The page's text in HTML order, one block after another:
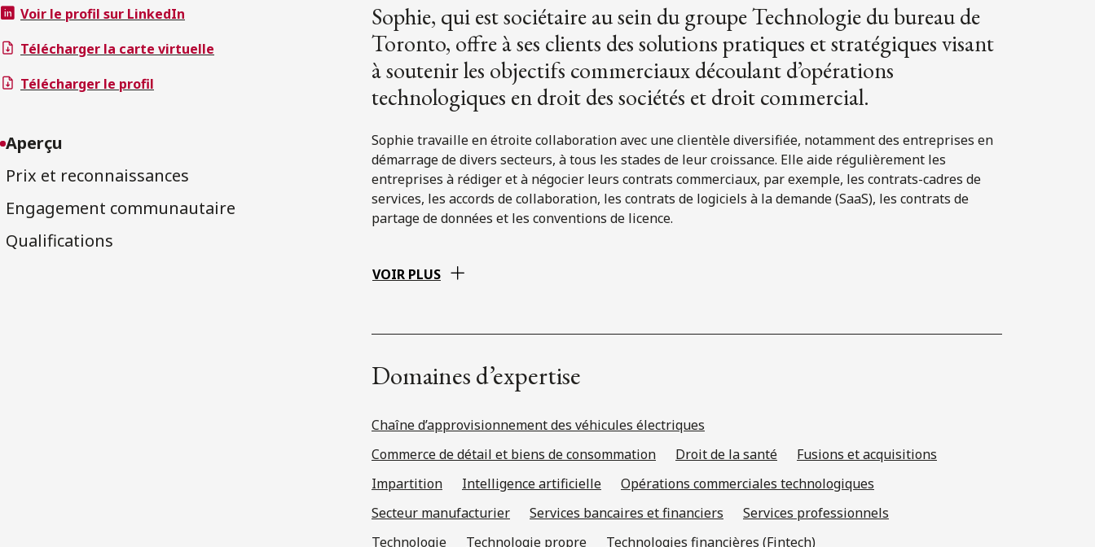
Voir le profil sur LinkedIn
Télécharger la carte virtuelle
Télécharger le profil
Aperçu
Prix et reconnaissances
Engagement communautaire
Qualifications
Sophie, qui est sociétaire au sein du groupe Technologie du bureau de
Toronto, offre à ses clients des solutions pratiques et stratégiques visant
à soutenir les objectifs commerciaux découlant d’opérations
technologiques en droit des sociétés et droit commercial.
Sophie travaille en étroite collaboration avec une clientèle diversifiée, notamment des entreprises en
démarrage de divers secteurs, à tous les stades de leur croissance. Elle aide régulièrement les
entreprises à rédiger et à négocier leurs contrats commerciaux, par exemple, les contrats-cadres de
services, les accords de collaboration, les contrats de logiciels à la demande (SaaS), les contrats de
partage de données et les conventions de licence.
VOIR PLUS
Domaines d’expertise
Chaîne d’approvisionnement des véhicules électriques
Commerce de détail et biens de consommation
Droit de la santé
Fusions et acquisitions
Impartition
Intelligence artificielle
Opérations commerciales technologiques
Secteur manufacturier
Services bancaires et financiers
Services professionnels
Technologie
Technologie propre Technologies financières (Fintech)